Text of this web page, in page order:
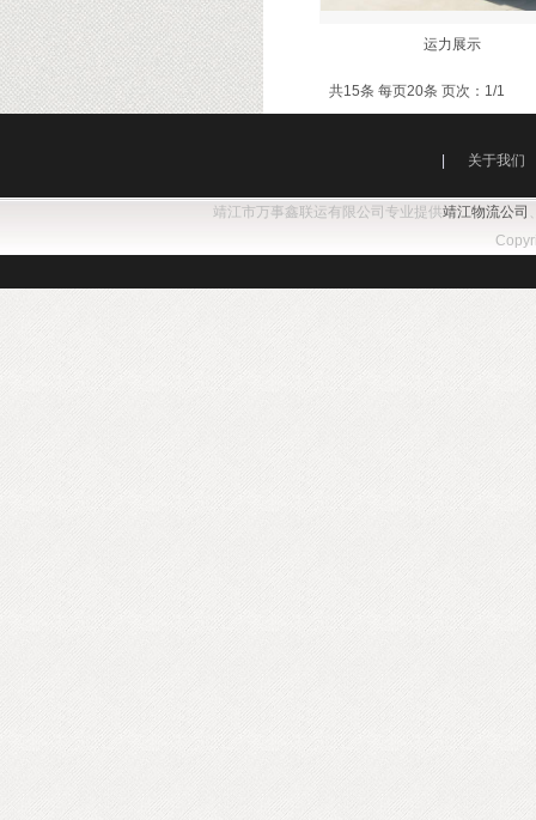
运力展示
共15条 每页20条 页次：1/1
靖江市万事鑫联运有限公司专业提供靖江物流公司
关于我们